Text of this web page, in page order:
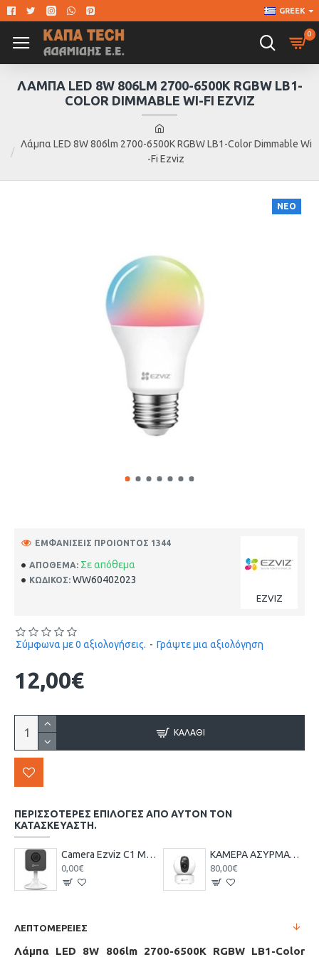
GREEK
0
Λάμπα LED 8W 806lm 2700-6500K RGBW LB1-Color Dimmable Wi
-Fi Ezviz
ΛΆΜΠΑ LED 8W 806LM 2700-6500K RGBW LB1-
COLOR DIMMABLE WI-FI EZVIZ
ΝΕΟ
ΑΠΌΘΕΜΑ: Σε απόθεμα
ΚΩΔΙΚΟΣ: WW60402023
EZVIZ
ΕΜΦΑΝΊΣΕΙΣ ΠΡΟΙΌΝΤΟΣ 1344
Σύμφωνα με 0 αξιολογήσεις. - Γράψτε μια αξιολόγηση
12,00€
ΚΑΛΆΘΙ
ΠΕΡΙΣΣΌΤΕΡΕΣ ΕΠΙΛΟΓΈΣ ΑΠΌ ΑΥΤΌΝ ΤΟΝ
ΚΑΤΑΣΚΕΥΑΣΤΉ.
Camera Ezviz C1 Mini 720p HD Resolution Indoor Wi-Fi 2.8mm
0,00€
ΚΑΜΕΡΑ ΑΣΥΡΜΑΤΗ IP-WIFI EZVIZ C6C
80,00€
ΛΕΠΤΟΜΕΡΕΙΕΣ
Λάμπα LED 8W 806lm 2700-6500K RGBW LB1-Color